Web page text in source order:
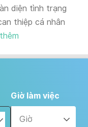
diện tình trạng
thiệp cá nhân
Giờ làm việc
Giờ